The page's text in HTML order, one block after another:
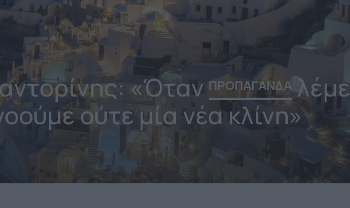
«Όταν ΠΡΟΠΑΓΑΝΔΑλέμε
ούτε μία νέα κλίνη»